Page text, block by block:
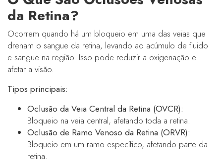
da Retina?
Ocorrem quando há um bloqueio em uma das veias que
drenam o sangue da retina, levando ao acúmulo de fluido
e sangue na região. Isso pode reduzir a oxigenação e
afetar a visão.
Tipos principais:
Oclusão da Veia Central da Retina (OVCR):
Bloqueio na veia central, afetando toda a retina.
Oclusão de Ramo Venoso da Retina (ORVR):
Bloqueio em um ramo específico, afetando parte da
retina.